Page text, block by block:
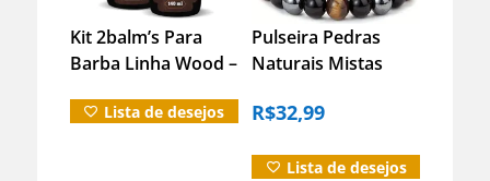
Kit 2balm’s Para
Barba Linha Wood –
Lista de desejos
Pulseira Pedras
Naturais Mistas
De Tigre
R$32,99
Lista de desejos